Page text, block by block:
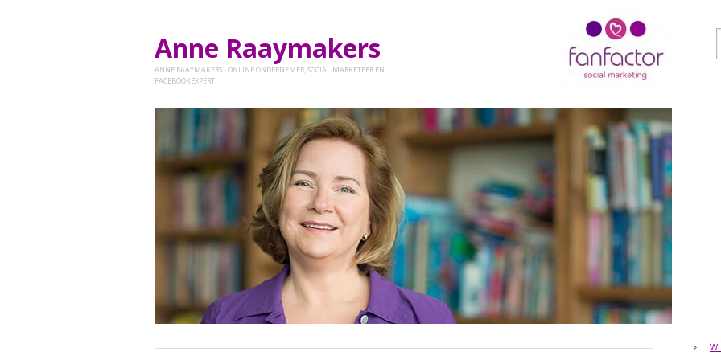
Anne Raaymakers
ANNE RAAYMAKERS - ONLINE ONDERNEMER, SOCIAL MARKETEER EN
FACEBOOKEXPERT